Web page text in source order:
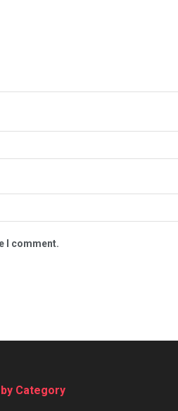
I comment.
Category